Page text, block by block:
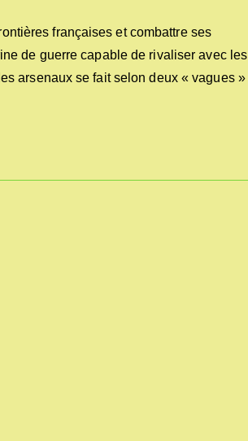
:
françaises et combattre ses
de guerre capable de rivaliser avec les
arsenaux se fait selon deux « vagues »